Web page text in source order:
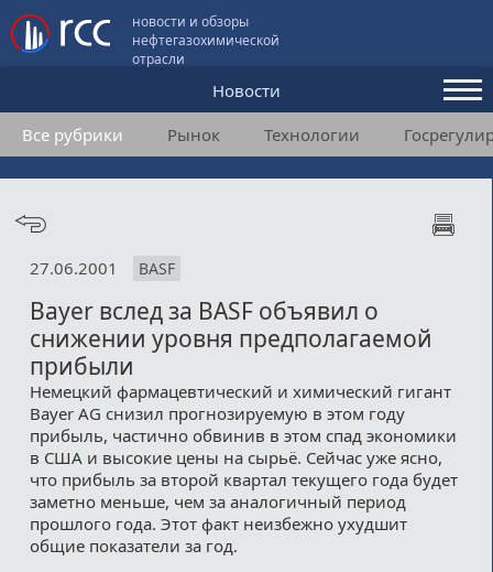
новости и обзоры
нефтегазохимической
отрасли
Новости
Аналитика и мнения
Конференции
Пользовательское соглашение
Медиакит
Контакты
Все рубрики Рынок Технологии
27.06.2001 BASF
Bayer вслед за BASF объявил о
снижении уровня предполагаемой
прибыли
Немецкий фармацевтический и химический гигант
Bayer AG снизил прогнозируемую в этом году
прибыль, частично обвинив в этом спад экономики
в США и высокие цены на сырьё. Сейчас уже ясно,
что прибыль за второй квартал текущего года будет
заметно меньше, чем за аналогичный период
прошлого года. Этот факт неизбежно ухудшит
общие показатели за год.